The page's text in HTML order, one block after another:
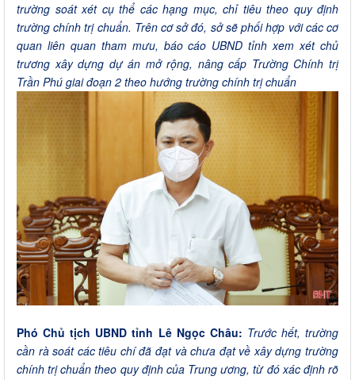
trường soát xét cụ thể các hạng mục, chỉ tiêu theo quy định
trường chính trị chuẩn. Trên cơ sở đó, sở sẽ phối hợp với các cơ
quan liên quan tham mưu, báo cáo UBND tỉnh xem xét chủ
trương xây dựng dự án mở rộng, nâng cấp Trường Chính trị
Trần Phú giai đoạn 2 theo hướng trường chính trị chuẩn
Phó Chủ tịch UBND tỉnh Lê Ngọc Châu: Trước hết, trường
cần rà soát các tiêu chí đã đạt và chưa đạt về xây dựng trường
chính trị chuẩn theo quy định của Trung ương, từ đó xác định rõ